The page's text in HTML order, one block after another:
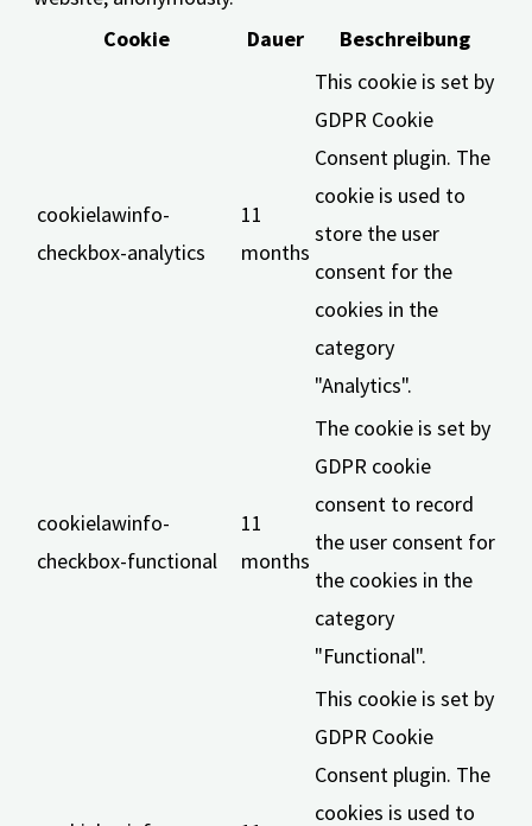
Cookie
Dauer Beschreibung
cookielawinfo-
checkbox-analytics
11
months
This cookie is set by
GDPR Cookie
Consent plugin. The
cookie is used to
store the user
consent for the
cookies in the
category
"Analytics".
cookielawinfo-
checkbox-functional
11
months
The cookie is set by
GDPR cookie
consent to record
the user consent for
the cookies in the
category
"Functional".
This cookie is set by
GDPR Cookie
Consent plugin. The
cookies is used to